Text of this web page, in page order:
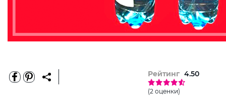
Рейтинг 4.50
(2 оценки)